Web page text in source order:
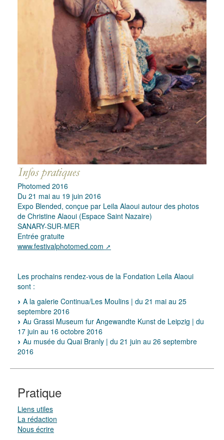
Photomed 2016
Du 21 mai au 19 juin 2016
Expo Blended, conçue par Leila Alaoui autour des photos
de Christine Alaoui (Espace Saint Nazaire)
SANARY-SUR-MER
Entrée gratuite
www.festivalphotomed.com
Les prochains rendez-vous de la Fondation Leila Alaoui
sont :
A la galerie Continua/Les Moulins | du 21 mai au 25
septembre 2016
Au Grassi Museum fur Angewandte Kunst de Leipzig | du
17 juin au 16 octobre 2016
Au musée du Quai Branly | du 21 juin au 26 septembre
2016
Pratique
Liens utiles
La rédaction
Nous écrire